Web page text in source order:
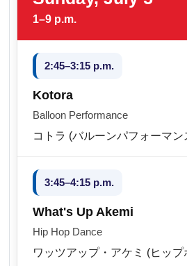
1–9 p.m.
2:45–3:15 p.m.
Kotora
Balloon Performance
コトラ (バルーンパフォーマン
3:45–4:15 p.m.
What's Up Akemi
Hip Hop Dance
ワッツアップ・アケミ (ヒッ